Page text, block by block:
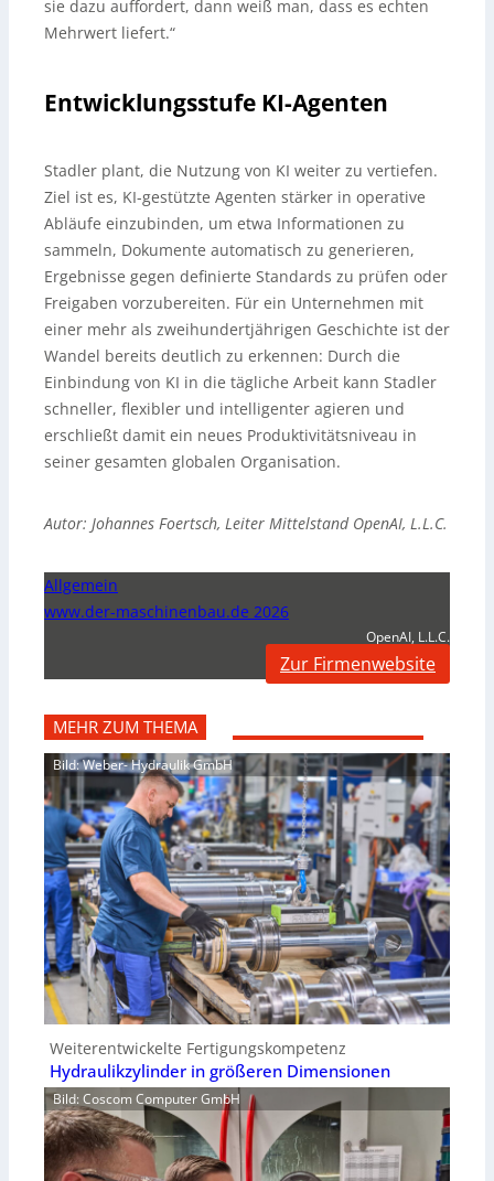
sie dazu auffordert, dann weiß man, dass es echten
Mehrwert liefert.“
Entwicklungsstufe KI-Agenten
Stadler plant, die Nutzung von KI weiter zu vertiefen.
Ziel ist es, KI-gestützte Agenten stärker in operative
Abläufe einzubinden, um etwa Informationen zu
sammeln, Dokumente automatisch zu generieren,
Ergebnisse gegen definierte Standards zu prüfen oder
Freigaben vorzubereiten. Für ein Unternehmen mit
einer mehr als zweihundertjährigen Geschichte ist der
Wandel bereits deutlich zu erkennen: Durch die
Einbindung von KI in die tägliche Arbeit kann Stadler
schneller, flexibler und intelligenter agieren und
erschließt damit ein neues Produktivitätsniveau in
seiner gesamten globalen Organisation.
Autor: Johannes Foertsch, Leiter Mittelstand OpenAI, L.L.C.
Allgemein
www.der-maschinenbau.de 2026
OpenAI, L.L.C.
Zur Firmenwebsite
MEHR ZUM THEMA
Bild: Weber- Hydraulik GmbH
Weiterentwickelte Fertigungskompetenz
Hydraulikzylinder in größeren Dimensionen
Bild: Coscom Computer GmbH